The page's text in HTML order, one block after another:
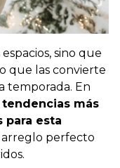
sino que
que las convierte
temporada. En
tendencias más
para esta
arreglo perfecto